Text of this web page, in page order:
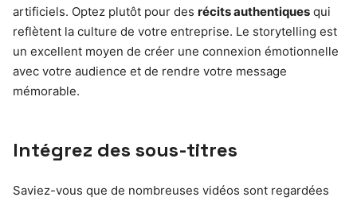
artificiels. Optez plutôt pour des récits authentiques qui
reflètent la culture de votre entreprise. Le storytelling est
un excellent moyen de créer une connexion émotionnelle
avec votre audience et de rendre votre message
mémorable.
Intégrez des sous-titres
Saviez-vous que de nombreuses vidéos sont regardées